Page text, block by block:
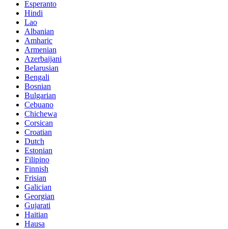
Esperanto
Hindi
Lao
Albanian
Amharic
Armenian
Azerbaijani
Belarusian
Bengali
Bosnian
Bulgarian
Cebuano
Chichewa
Corsican
Croatian
Dutch
Estonian
Filipino
Finnish
Frisian
Galician
Georgian
Gujarati
Haitian
Hausa